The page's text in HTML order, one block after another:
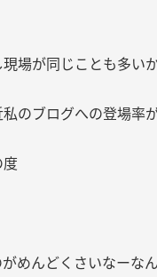
現場が同じことも多い
のブログへの登場率
めんどくさいなーな